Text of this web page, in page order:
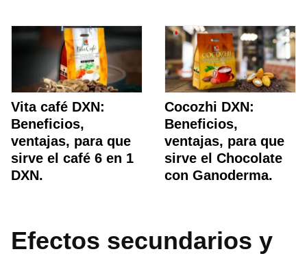
Vita café DXN:
Beneficios,
ventajas, para que
sirve el café 6 en 1
DXN.
Cocozhi DXN:
Beneficios,
ventajas, para que
sirve el Chocolate
con Ganoderma.
Efectos secundarios y